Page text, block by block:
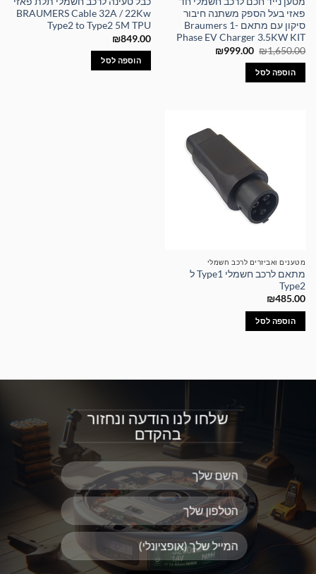
פאזי בעל הספק משתנה חיבור
סיקון עם מתאם Braumers 1-
Phase EV Charger 3.5KW KIT
₪1,650.00
המחיר ₪999.00
המחיר
הוספה לסל
BRAUMERS Cable 32A / 22Kw
Type2 to Type2 5M TPU
₪849.00
הוספה לסל
מטענים ואביזרים לרכב חשמלי
מתאם לרכב חשמלי Type1 ל
Type2
₪485.00
הוספה לסל
שלחו לנו הודעה ונחזור
בהקדם